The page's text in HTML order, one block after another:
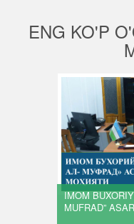
ENG KO'P
IMOM
MUFRAD”